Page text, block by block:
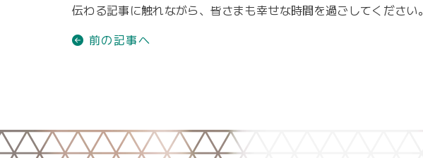
伝わる記事に触れながら、皆さまも幸せな時間を過ごしてください。
前の記事へ